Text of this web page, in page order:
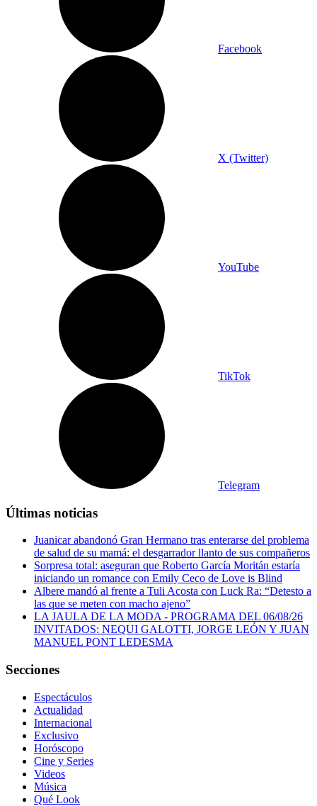
Facebook
X (Twitter)
YouTube
TikTok
Telegram
Últimas noticias
Juanicar abandonó Gran Hermano tras enterarse del problema
de salud de su mamá: el desgarrador llanto de sus compañeros
Sorpresa total: aseguran que Roberto García Moritán estaría
iniciando un romance con Emily Ceco de Love is Blind
Albere mandó al frente a Tuli Acosta con Luck Ra: “Detesto a
las que se meten con macho ajeno”
LA JAULA DE LA MODA - PROGRAMA DEL 06/08/26
INVITADOS: NEQUI GALOTTI, JORGE LEÓN Y JUAN
MANUEL PONT LEDESMA
Secciones
Espectáculos
Actualidad
Internacional
Exclusivo
Horóscopo
Cine y Series
Videos
Música
Qué Look